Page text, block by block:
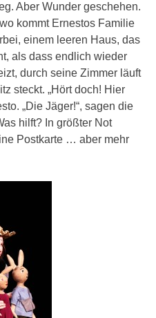
Aber Wunder geschehen.
kommt Ernestos Familie
einem leeren Haus, das
als dass endlich wieder
durch seine Zimmer läuft
steckt. „Hört doch! Hier
„Die Jäger!“, sagen die
hilft? In größter Not
Postkarte … aber mehr